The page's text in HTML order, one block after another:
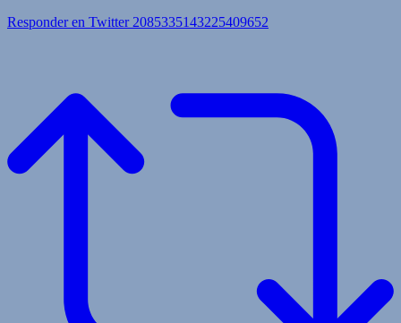
Responder en Twitter 2085335143225409652